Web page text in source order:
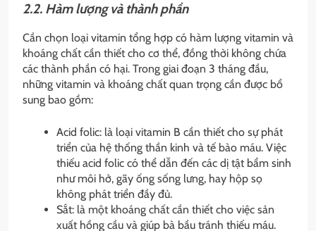
2.2. Hàm lượng và thành phần
Cần chọn loại vitamin tổng hợp có hàm lượng vitamin và
khoáng chất cần thiết cho cơ thể, đồng thời không chứa
các thành phần có hại. Trong giai đoạn 3 tháng đầu,
những vitamin và khoáng chất quan trọng cần được bổ
sung bao gồm:
Acid folic: là loại vitamin B cần thiết cho sự phát
triển của hệ thống thần kinh và tế bào máu. Việc
thiếu acid folic có thể dẫn đến các dị tật bẩm sinh
như môi hở, gãy ống sống lưng, hay hộp sọ
không phát triển đầy đủ.
Sắt: là một khoáng chất cần thiết cho việc sản
xuất hồng cầu và giúp bà bầu tránh thiếu máu.